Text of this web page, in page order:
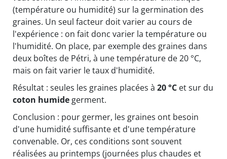
(température ou humidité) sur la germination des
graines. Un seul facteur doit varier au cours de
l'expérience : on fait donc varier la température ou
l'humidité. On place, par exemple des graines dans
deux boîtes de Pétri, à une température de 20 °C,
mais on fait varier le taux d'humidité.
Résultat : seules les graines placées à 20 °C et sur du
coton humide germent.
Conclusion : pour germer, les graines ont besoin
d'une humidité suffisante et d'une température
convenable. Or, ces conditions sont souvent
réalisées au printemps (journées plus chaudes et